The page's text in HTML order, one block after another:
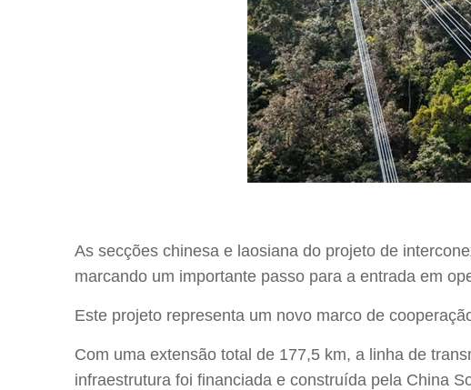
As secções chinesa e laosiana do projeto de
marcando um importante passo para a entrada em
Este projeto representa um novo marco de
Com uma extensão total de 177,5 km, a linha de
infraestrutura foi financiada e construída pela China